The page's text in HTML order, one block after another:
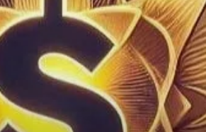
notables. La
qui avait
les $160,
des…